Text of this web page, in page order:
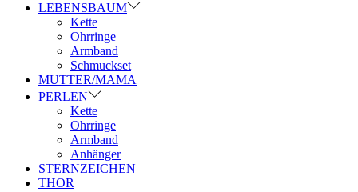
LEBENSBAUM
Kette
Ohrringe
Armband
Schmuckset
MUTTER/MAMA
PERLEN
Kette
Ohrringe
Armband
Anhänger
STERNZEICHEN
THOR